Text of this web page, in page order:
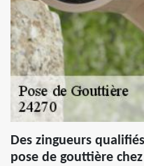
Des zingueurs
pose de gouttière